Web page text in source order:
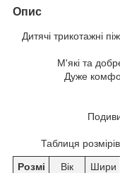
Опис
Дитячі трикотажні
М'які та
Дуже
Таблиця
Розмі
Вік
Шири